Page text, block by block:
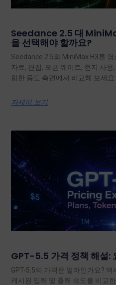
Seedance 2.5 대
을 선택해야 할까요?
Seedance 2.5와 MiniMax H3를 영
자료, 편집, 오픈 웨이트, 현지 사
합한 용도 측면에서 비교해 보세요.
자세히 보기
GPT-5.5 가격 정책 해설:
GPT-5.5의 가격은 얼마인가요?
캐시된 입력 및 출력 속도를 비교